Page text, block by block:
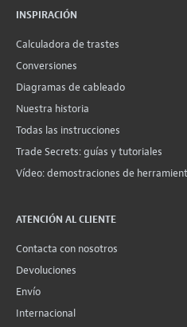
INSPIRACIÓN
Calculadora de trastes
Conversiones
Diagramas de cableado
Nuestra historia
Todas las instrucciones
Trade Secrets: guías y tutoriales
Vídeo: demostraciones de
ATENCIÓN AL CLIENTE
Contacta con nosotros
Devoluciones
Envío
Internacional